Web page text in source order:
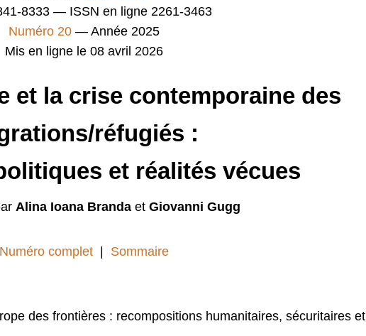
8333 — ISSN en ligne 2261-3463
Numéro 20— Année 2025
Mis en ligne le 08 avril 2026
et la crise contemporaine des
réfugiés :
et réalités vécues
Alina Ioana Branda et Giovanni Gugg
Numéro complet| Sommaire
des frontières : recompositions humanitaires, sécuritaires et